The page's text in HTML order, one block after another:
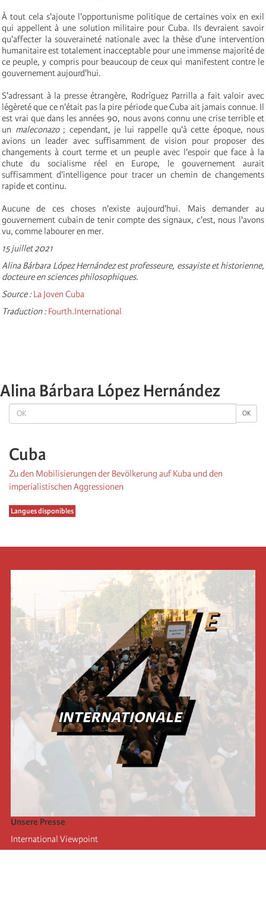
OK OK
Cuba
Zu den Mobilisierungen der Bevölkerung auf Kuba und den
imperialistischen Aggressionen
Langues disponibles
À tout cela s'ajoute l'opportunisme politique de certaines voix en exil
qui appellent à une solution militaire pour Cuba. Ils devraient savoir
qu'affecter la souveraineté nationale avec la thèse d'une intervention
humanitaire est totalement inacceptable pour une immense majorité de
ce peuple, y compris pour beaucoup de ceux qui manifestent contre le
gouvernement aujourd'hui.
S'adressant à la presse étrangère, Rodríguez Parrilla a fait valoir avec
légèreté que ce n'était pas la pire période que Cuba ait jamais connue. Il
est vrai que dans les années 90, nous avons connu une crise terrible et
un maleconazo; cependant, je lui rappelle qu'à cette époque, nous
avions un leader avec suffisamment de vision pour proposer des
changements à court terme et un peuple avec l'espoir que face à la
chute du socialisme réel en Europe, le gouvernement aurait
suffisamment d'intelligence pour tracer un chemin de changements
rapide et continu.
Aucune de ces choses n'existe aujourd'hui. Mais demander au
gouvernement cubain de tenir compte des signaux, c'est, nous l'avons
vu, comme labourer en mer.
15 juillet 2021
Alina Bárbara López Hernández est professeure, essayiste et historienne,
docteure en sciences philosophiques.
Source :La Joven Cuba
Traduction :Fourth.International
Alina Bárbara López Hernández
Unsere Presse
International Viewpoint